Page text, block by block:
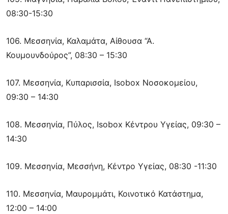
08:30-15:30
106. Μεσσηνία, Καλαμάτα, Αίθουσα “Α.
Κουμουνδούρος”, 08:30 – 15:30
107. Μεσσηνία, Κυπαρισσία, Isobox Νοσοκομείου,
09:30 – 14:30
108. Μεσσηνία, Πύλος, Isobox Κέντρου Υγείας, 09:30 –
14:30
109. Μεσσηνία, Μεσσήνη, Κέντρο Υγείας, 08:30 -11:30
110. Μεσσηνία, Μαυρομμάτι, Κοινοτικό Κατάστημα,
12:00 – 14:00